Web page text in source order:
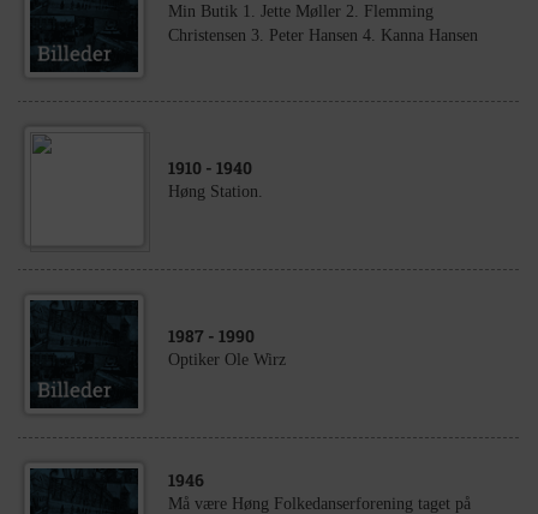
Min Butik 1. Jette Møller 2. Flemming
Christensen 3. Peter Hansen 4. Kanna Hansen
1910 - 1940
Høng Station.
1987 - 1990
Optiker Ole Wirz
1946
Må være Høng Folkedanserforening taget på